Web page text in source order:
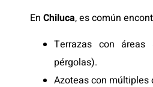
En Chiluca, es común
Terrazas con áreas
pérgolas).
Azoteas con múltiples